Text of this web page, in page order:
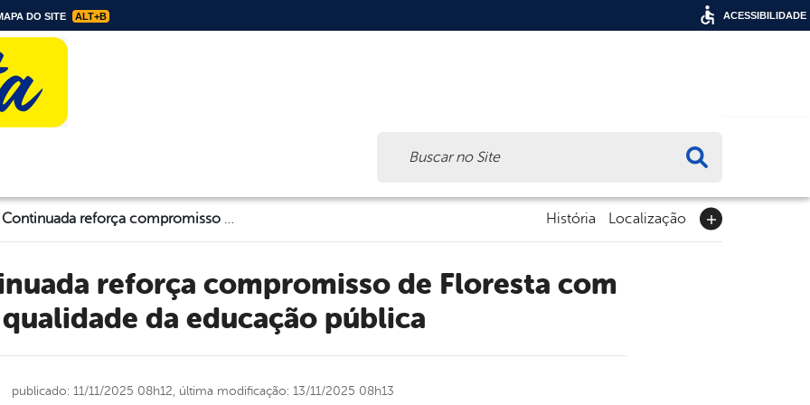
DO SITE ALT+B
Formação Continuada reforça compromisso de Floresta com a qualidade da educação pública História Localização
da educação pública
publicado: 11/11/2025 08h12, última modificação: 13/11/2025 08h13
ACESSIBILIDADE